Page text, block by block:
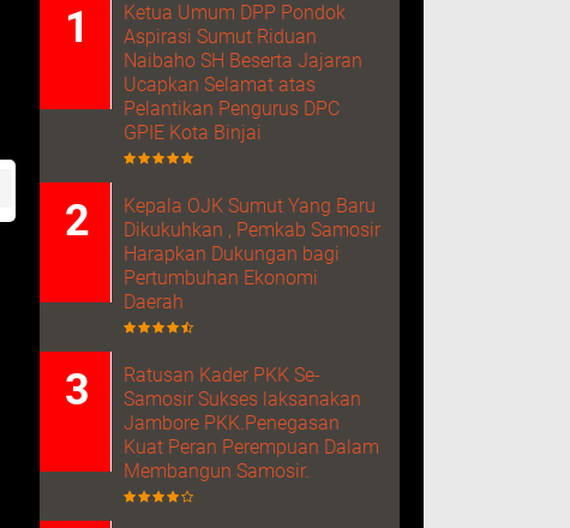
Ketua Umum DPP Pondok
Aspirasi Sumut Riduan
Naibaho SH Beserta Jajaran
Ucapkan Selamat atas
Pelantikan Pengurus DPC
GPIE Kota Binjai
Kepala OJK Sumut Yang Baru
Dikukuhkan , Pemkab Samosir
Harapkan Dukungan bagi
Pertumbuhan Ekonomi
Daerah
Ratusan Kader PKK Se-
Samosir Sukses laksanakan
Jambore PKK.Penegasan
Kuat Peran Perempuan Dalam
Membangun Samosir.